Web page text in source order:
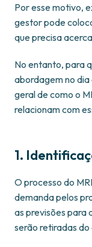
Por esse motivo,
gestor pode
que precisa
No entanto, para
abordagem no dia
geral de como o
relacionam com
1.
O processo do
demanda pelos
as previsões para
serão retiradas